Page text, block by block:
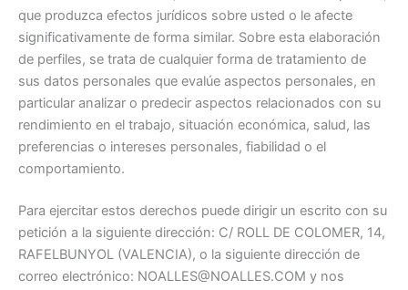
que produzca efectos jurídicos sobre usted o le afecte
significativamente de forma similar. Sobre esta elaboración
de perfiles, se trata de cualquier forma de tratamiento de
sus datos personales que evalúe aspectos personales, en
particular analizar o predecir aspectos relacionados con su
rendimiento en el trabajo, situación económica, salud, las
preferencias o intereses personales, fiabilidad o el
comportamiento.
Para ejercitar estos derechos puede dirigir un escrito con su
petición a la siguiente dirección: C/ ROLL DE COLOMER, 14,
RAFELBUNYOL (VALENCIA), o la siguiente dirección de
correo electrónico: NOALLES@NOALLES.COM y nos